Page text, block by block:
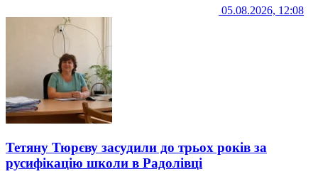
05.08.2026, 12:08
Тетяну Тюрєву засудили до трьох років за
русифікацію школи в Радолівці